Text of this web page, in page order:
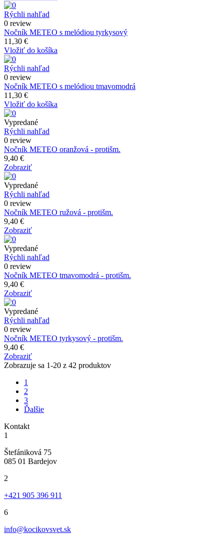
Rýchli nahľad
0 review
Nočník METEO s melódiou tyrkysový
11,30 €
Vložiť do košíka
Rýchli nahľad
0 review
Nočník METEO s melódiou tmavomodrá
11,30 €
Vložiť do košíka
Vypredané
Rýchli nahľad
0 review
Nočník METEO oranžová - protišm.
9,40 €
Zobraziť
Vypredané
Rýchli nahľad
0 review
Nočník METEO ružová - protišm.
9,40 €
Zobraziť
Vypredané
Rýchli nahľad
0 review
Nočník METEO tmavomodrá - protišm.
9,40 €
Zobraziť
Vypredané
Rýchli nahľad
0 review
Nočník METEO tyrkysový - protišm.
9,40 €
Zobraziť
Zobrazuje sa 1-20 z 42 produktov
1
2
3
Ďalšie
Kontakt
1
Štefániková 75
085 01 Bardejov
2
+421 905 396 911
6
info@kocikovsvet.sk